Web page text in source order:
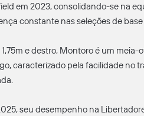
em 2023, consolidando-se na
constante nas seleções de
e destro, Montoro é um
caracterizado pela facilidade no
seu desempenho na